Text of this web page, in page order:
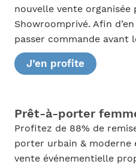
nouvelle vente organisée
Showroomprivé. Afin
passer commande avant
J’en profite
Prêt-à-porter
Profitez de 88% de
porter urbain & moderne
vente événementielle